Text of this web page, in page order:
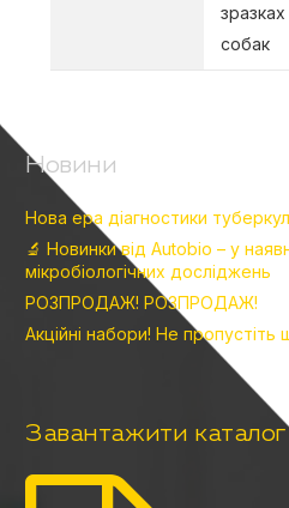
зразках
собак
Новини
Нова ера діагностики
🔬 Новинки від Autobio – у
мікробіологічних досліджень
РОЗПРОДАЖ! РОЗПРОДАЖ!
Акційні набори! Не
Завантажити каталог